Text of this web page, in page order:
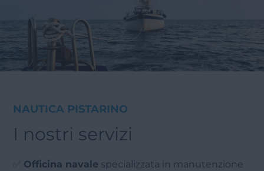
NAUTICA PISTARINO
I nostri servizi
Officina navale specializzata in manutenzione